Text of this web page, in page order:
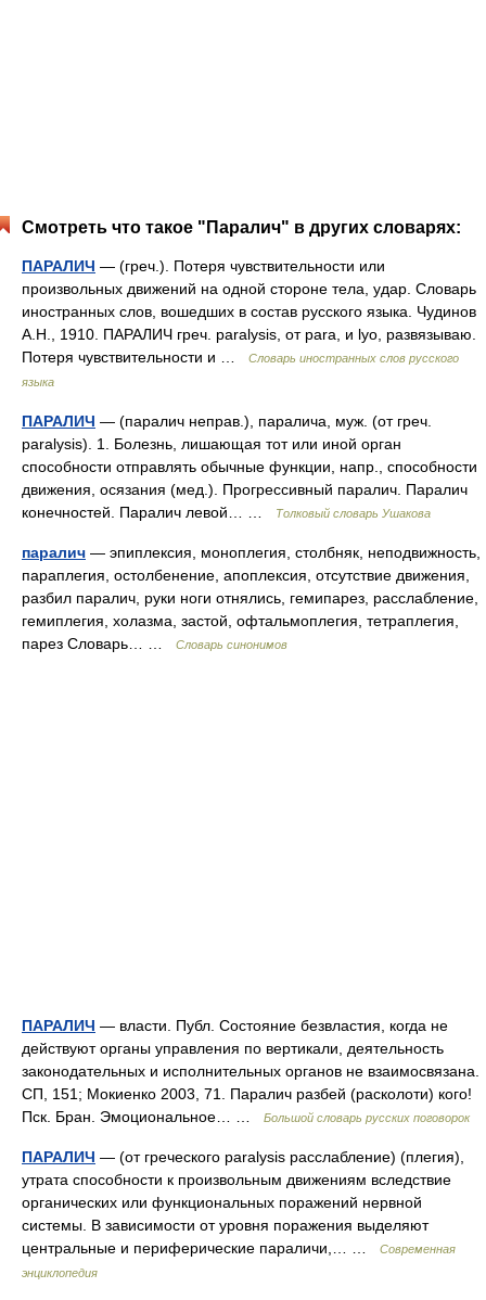
Смотреть что такое "Паралич" в других словарях:
ПАРАЛИЧ — (греч.). Потеря чувствительности или
произвольных движений на одной стороне тела, удар. Словарь
иностранных слов, вошедших в состав русского языка. Чудинов
А.Н., 1910. ПАРАЛИЧ греч. paralysis, от para, и lyo, развязываю.
Потеря чувствительности и …
Словарь иностранных слов русского
языка
ПАРАЛИЧ — (паралич неправ.), паралича, муж. (от греч.
paralysis). 1. Болезнь, лишающая тот или иной орган
способности отправлять обычные функции, напр., способности
движения, осязания (мед.). Прогрессивный паралич. Паралич
конечностей. Паралич левой… …
Толковый словарь Ушакова
паралич — эпиплексия, моноплегия, столбняк, неподвижность,
параплегия, остолбенение, апоплексия, отсутствие движения,
разбил паралич, руки ноги отнялись, гемипарез, расслабление,
гемиплегия, холазма, застой, офтальмоплегия, тетраплегия,
парез Словарь… …
Словарь синонимов
ПАРАЛИЧ — власти. Публ. Состояние безвластия, когда не
действуют органы управления по вертикали, деятельность
законодательных и исполнительных органов не взаимосвязана.
СП, 151; Мокиенко 2003, 71. Паралич разбей (расколоти) кого!
Пск. Бран. Эмоциональное… …
Большой словарь русских поговорок
ПАРАЛИЧ — (от греческого paralysis расслабление) (плегия),
утрата способности к произвольным движениям вследствие
органических или функциональных поражений нервной
системы. В зависимости от уровня поражения выделяют
центральные и периферические параличи,… …
Современная
энциклопедия